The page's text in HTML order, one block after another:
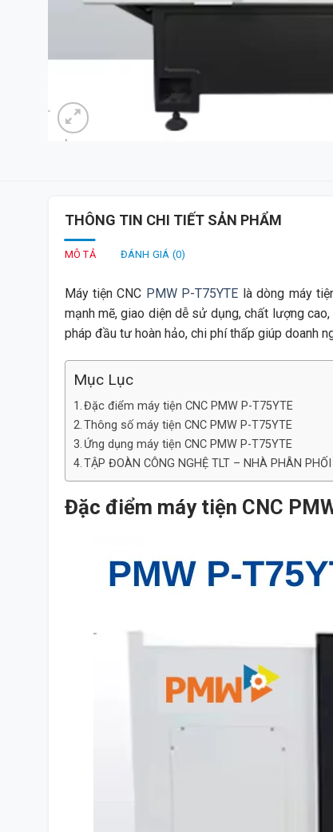
THÔNG TIN CHI TIẾT SẢN PHẨM
MÔ TẢ ĐÁNH GIÁ (0)
Máy tiện CNC PMW P-T75YTE là dòng máy
mạnh mẽ, giao diện dễ sử dụng, chất lượng
pháp đầu tư hoàn hảo, chi phí thấp giúp doanh
Mục Lục
Đặc điểm máy tiện CNC PMW P-T75YTE
Thông số máy tiện CNC PMW P-T75YTE
Ứng dụng máy tiện CNC PMW P-T75YTE
TẬP ĐOÀN CÔNG NGHỆ TLT – NHÀ PHÂN
Đặc điểm máy tiện CNC